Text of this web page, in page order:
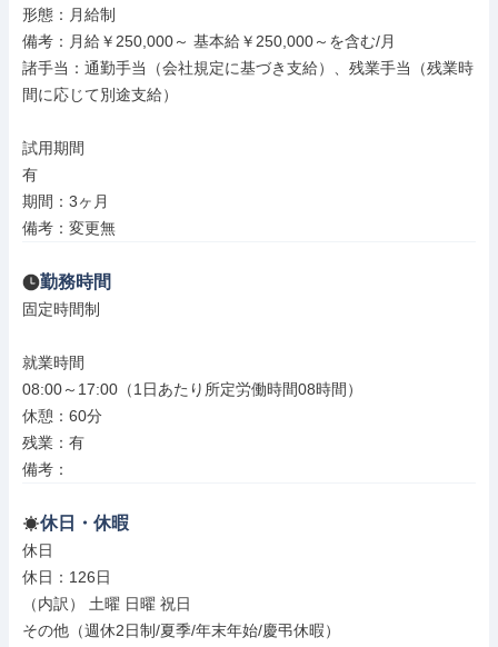
形態：月給制
備考：月給￥250,000～ 基本給￥250,000～を含む/月
諸手当：通勤手当（会社規定に基づき支給）、残業手当（残業時
間に応じて別途支給）
試用期間
有
期間：3ヶ月
備考：変更無
勤務時間
固定時間制
就業時間
08:00～17:00（1日あたり所定労働時間08時間）
休憩：60分
残業：有
備考：
休日・休暇
休日
休日：126日
（内訳） 土曜 日曜 祝日
その他（週休2日制/夏季/年末年始/慶弔休暇）